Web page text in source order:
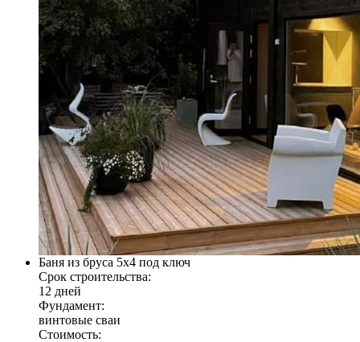
Баня из бруса 5х4 под ключ
Срок строительства:
12 дней
Фундамент:
винтовые сваи
Стоимость: